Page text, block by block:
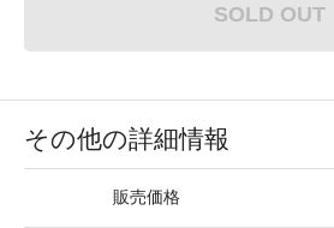
SOLD OUT
その他の詳細情報
販売価格